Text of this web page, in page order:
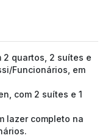
2 quartos, 2 suítes e
Funcionários, em
com 2 suítes e 1
lazer completo na